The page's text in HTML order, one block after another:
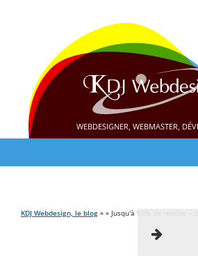
WEBDESIGNER, WEBMASTER,
KDJ Webdesign, le blog » » Jusqu'à 90% de remise –